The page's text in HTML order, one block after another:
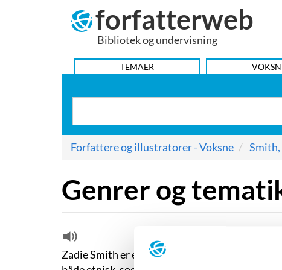
forfatterweb
Bibliotek og undervisning
HOVEDMENU
TEMAER
Forfattere og illustratorer - Voksne
Genrer og
Zadie Smith er en smeltedigelens forfatter,